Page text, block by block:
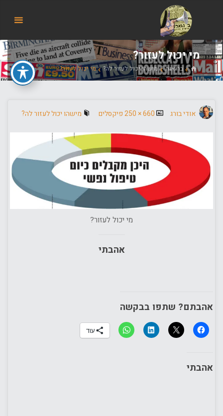
של
אודי
בורג
מי יכול לעזור?
ביתבריאות מישהו יכול לעזור לה? מי יכול לעזור?
אודי בורג
גודל660 × 250 פיקסלים מישהו יכול לעזור לה?
מי יכול לעזור?
אהבתי
אהבתם? שתפו בבקשה
עוד
אהבתי